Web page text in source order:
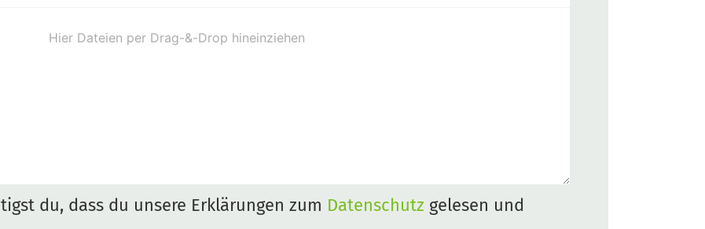
du, dass du unsere Erklärungen zum Datenschutz gelesen und